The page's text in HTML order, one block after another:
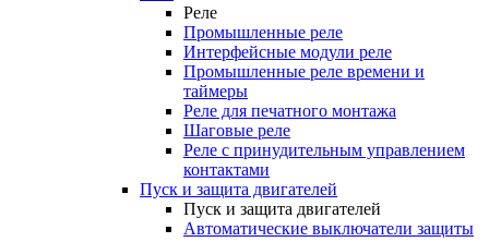
Реле
Промышленные реле
Интерфейсные модули реле
Промышленные реле времени и
таймеры
Реле для печатного монтажа
Шаговые реле
Реле с принудительным управлением
контактами
Пуск и защита двигателей
Пуск и защита двигателей
Автоматические выключатели защиты